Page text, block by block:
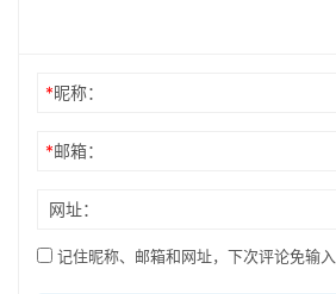
*昵称：
*邮箱：
网址：
记住昵称、邮箱和网址，下次评论免输入